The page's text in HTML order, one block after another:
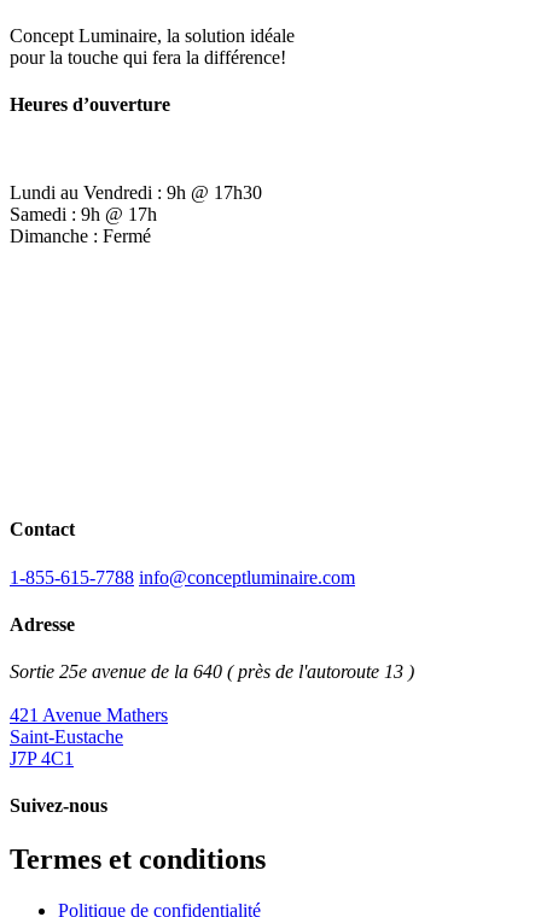
Concept Luminaire, la solution idéale
pour la touche qui fera la différence!
Heures d’ouverture
Lundi au Vendredi : 9h @ 17h30
Samedi : 9h @ 17h
Dimanche : Fermé
Contact
1-855-615-7788 info@conceptluminaire.com
Adresse
Sortie 25e avenue de la 640 ( près de l'autoroute 13 )
421 Avenue Mathers
Saint-Eustache
J7P 4C1
Suivez-nous
Termes et conditions
Politique de confidentialité